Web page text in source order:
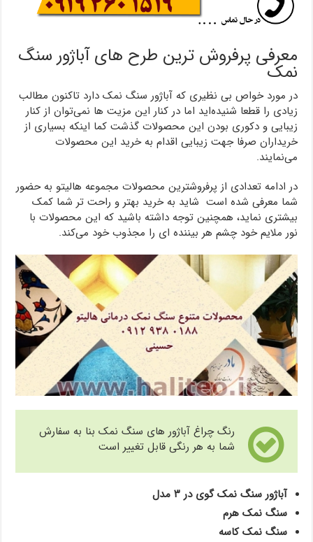
معرفی پرفروش ترین طرح های آباژور سنگ
نمک
در مورد خواص بی نظیری که آباژور سنگ نمک دارد تاکنون مطالب
زیادی را قطعا شنیده‌اید اما در کنار این مزیت ها نمی‌توان از کنار
زیبایی و دکوری بودن این محصولات گذشت کما اینکه بسیاری از
خریداران صرفا جهت زیبایی اقدام به خرید این محصولات
می‌نمایند.
در ادامه تعدادی از پرفروشترین محصولات مجموعه هالیتو به حضور
شما معرفی شده است شاید به خرید بهتر و راحت تر شما کمک
بیشتری نماید، همچنین توجه داشته باشید که این محصولات با
نور ملایم خود چشم هر بیننده ای را مجذوب خود می‌کند.
رنگ چراغ آباژور های سنگ نمک بنا به سفارش
شما به هر رنگی قابل تغییر است
آباژور سنگ نمک گوی در ۳ مدل
سنگ نمک هرم
سنگ نمک کاسه